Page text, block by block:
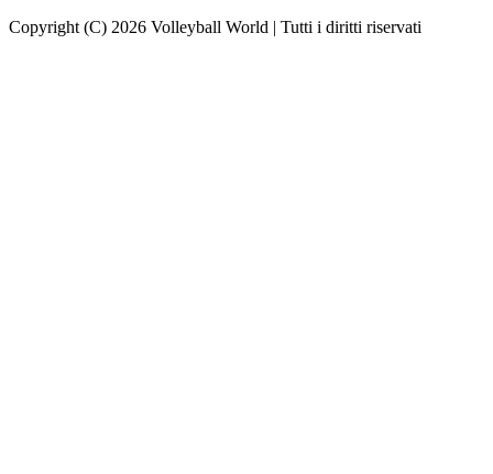
Copyright (C) 2026 Volleyball World | Tutti i diritti riservati